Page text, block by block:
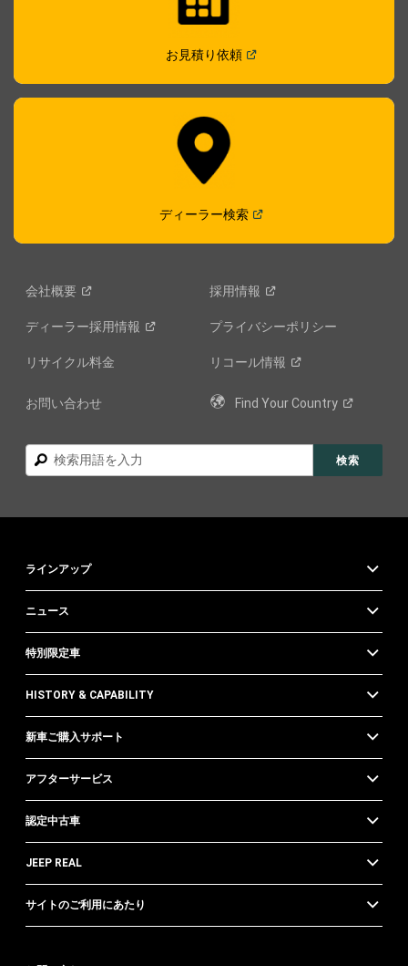
お見積り依頼( Open in a new window
ディーラー検索( Open in a new window
会社概要 採用情報
ディーラー採用情報 プライバシーポリシー
リサイクル料金 リコール情報
お問い合わせ Find YourCountry
検
索
検索
ラインアップ
ニュース
特別限定車
HISTORY & CAPABILITY
新車ご購入サポート
アフターサービス
認定中古車
JEEP REAL
サイトのご利用にあたり